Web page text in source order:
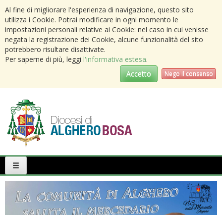
Al fine di migliorare l'esperienza di navigazione, questo sito
utilizza i Cookie. Potrai modificare in ogni momento le
impostazioni personali relative ai Cookie: nel caso in cui venisse
negata la registrazione dei Cookie, alcune funzionalità del sito
potrebbero risultare disattivate.
Per saperne di più, leggi l'informativa estesa.
Accetto
Nego il consenso
Menu